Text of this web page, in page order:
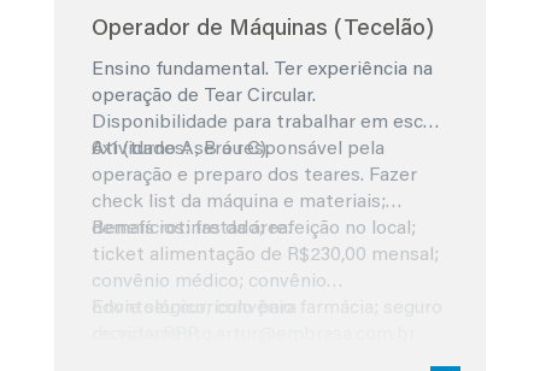
Operador de Máquinas (Tecelão)
Ensino fundamental. Ter experiência na
operação de Tear Circular.
Disponibilidade para trabalhar em escala
6x1 (turno A, B ou C).
Atividades: será responsável pela
operação e preparo dos teares. Fazer
check list da máquina e materiais;
demais rotinas da área.
Benefícios: fretado; refeição no local;
ticket alimentação de R$230,00 mensal;
convênio médico; convênio
odontológico; convênio farmácia; seguro
Envie seu currículo para